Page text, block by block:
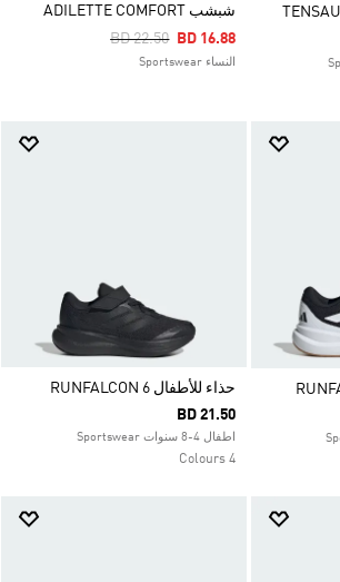
شبشب ADILETTE COMFORT
Price Reduced From
BD 22.50ToBD 16.88
النساء Sportswear
حذاء للأطفال RUNFALCON 6
BD 21.50
اطفال 4-8 سنوات Sportswear
4 Colours